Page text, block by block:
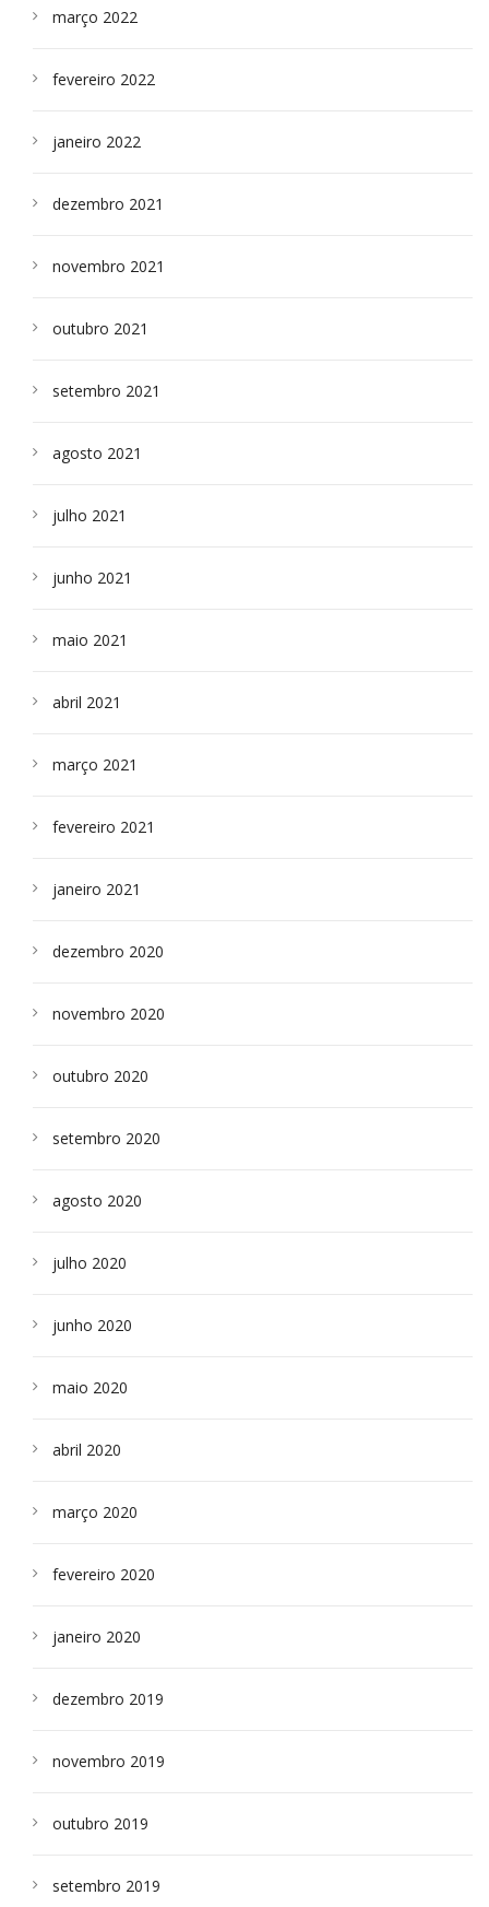
março 2022
fevereiro 2022
janeiro 2022
dezembro 2021
novembro 2021
outubro 2021
setembro 2021
agosto 2021
julho 2021
junho 2021
maio 2021
abril 2021
março 2021
fevereiro 2021
janeiro 2021
dezembro 2020
novembro 2020
outubro 2020
setembro 2020
agosto 2020
julho 2020
junho 2020
maio 2020
abril 2020
março 2020
fevereiro 2020
janeiro 2020
dezembro 2019
novembro 2019
outubro 2019
setembro 2019